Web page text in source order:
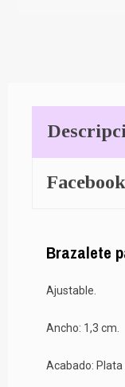
Brazalete
Ajustable.
Ancho: 1,3 cm.
Acabado: Plata